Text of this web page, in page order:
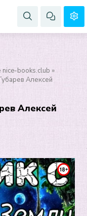
nice-books.club »
Алексей
Алексей